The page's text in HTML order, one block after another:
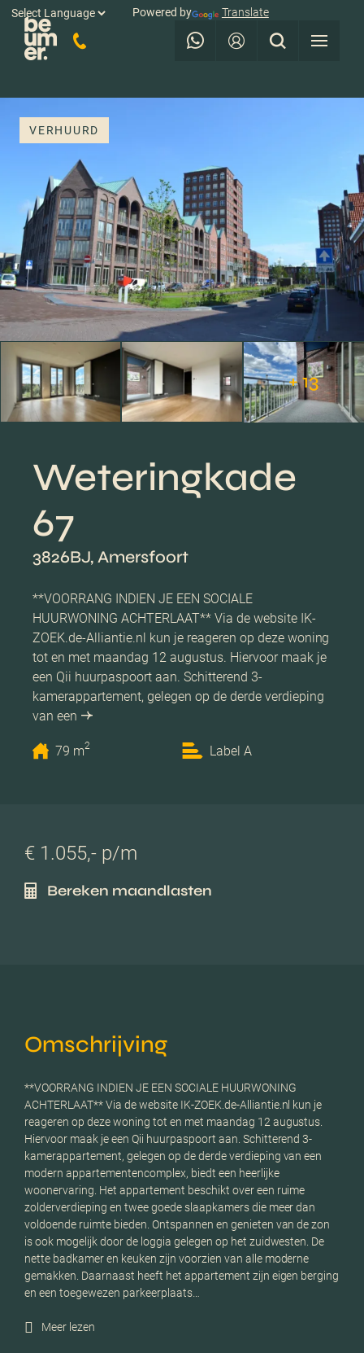
Powered by Translate
VERHUURD
+ 13
Weteringkade
67
3826BJ, Amersfoort
**VOORRANG INDIEN JE EEN SOCIALE
HUURWONING ACHTERLAAT** Via de website IK-
ZOEK.de-Alliantie.nl kun je reageren op deze woning
tot en met maandag 12 augustus. Hiervoor maak je
een Qii huurpaspoort aan. Schitterend 3-
kamerappartement, gelegen op de derde verdieping
van een
79 m2 Label A
€ 1.055,- p/m
Bereken maandlasten
Omschrijving
**VOORRANG INDIEN JE EEN SOCIALE HUURWONING
ACHTERLAAT** Via de website IK-ZOEK.de-Alliantie.nl kun je
reageren op deze woning tot en met maandag 12 augustus.
Hiervoor maak je een Qii huurpaspoort aan. Schitterend 3-
kamerappartement, gelegen op de derde verdieping van een
modern appartementencomplex, biedt een heerlijke
woonervaring. Het appartement beschikt over een ruime
zolderverdieping en twee goede slaapkamers die meer dan
voldoende ruimte bieden. Ontspannen en genieten van de zon
is ook mogelijk door de loggia gelegen op het zuidwesten. De
nette badkamer en keuken zijn voorzien van alle moderne
gemakken. Daarnaast heeft het appartement zijn eigen berging
en een toegewezen parkeerplaats…
Meer lezen